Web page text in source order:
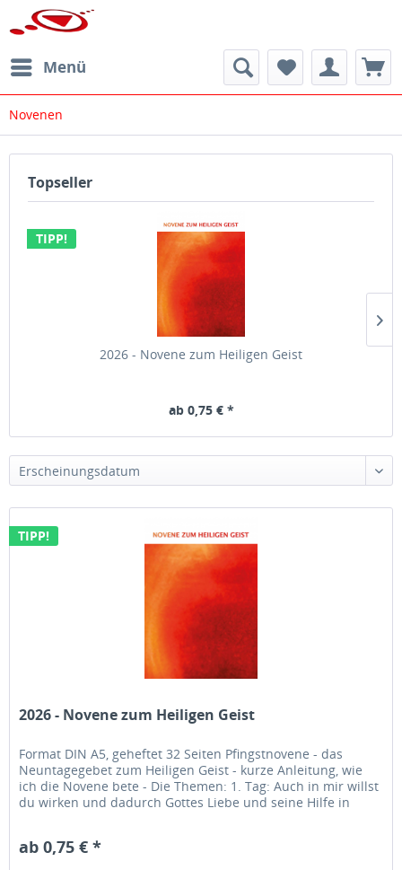
Menü
Novenen
Topseller
TIPP!
2026 - Novene zum Heiligen Geist
ab 0,75 € *
Erscheinungsdatum
TIPP!
2026 - Novene zum Heiligen Geist
Format DIN A5, geheftet 32 Seiten Pfingstnovene - das
Neuntagegebet zum Heiligen Geist - kurze Anleitung, wie
ich die Novene bete - Die Themen: 1. Tag: Auch in mir willst
du wirken und dadurch Gottes Liebe und seine Hilfe in
ab 0,75 € *